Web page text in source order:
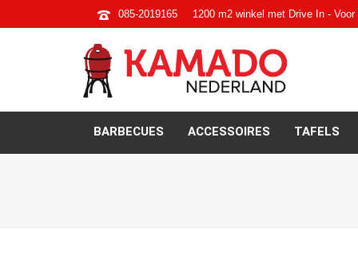
085-2019165 1200 m2 winkel met Drive In -
BARBECUES ACCESSOIRES TAFELS